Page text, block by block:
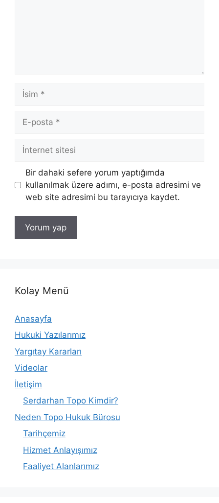
İsim
posta
İnternet
Bir dahaki sefere yorum yaptığımda
kullanılmak üzere adımı, e-posta adresimi ve
web site adresimi bu tarayıcıya kaydet.
Kolay Menü
Anasayfa
Hukuki Yazılarımız
Yargıtay Kararları
Videolar
İletişim
Serdarhan Topo Kimdir?
Neden Topo Hukuk Bürosu
Tarihçemiz
Hizmet Anlayışımız
Faaliyet Alanlarımız